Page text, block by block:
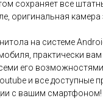
сохраняет все
оригинальная камера
на системе
практически
его
и все доступные
с вашим